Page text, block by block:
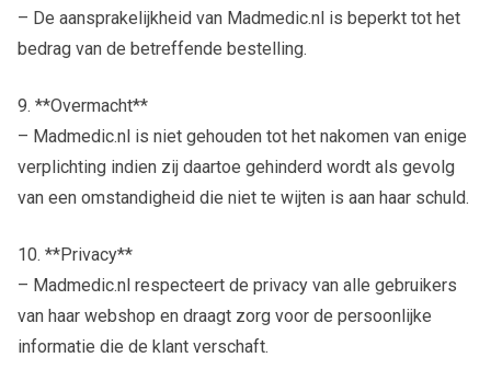
– De aansprakelijkheid van Madmedic.nl is beperkt tot het
bedrag van de betreffende bestelling.
9. **Overmacht**
– Madmedic.nl is niet gehouden tot het nakomen van enige
verplichting indien zij daartoe gehinderd wordt als gevolg
van een omstandigheid die niet te wijten is aan haar schuld.
10. **Privacy**
– Madmedic.nl respecteert de privacy van alle gebruikers
van haar webshop en draagt zorg voor de persoonlijke
informatie die de klant verschaft.